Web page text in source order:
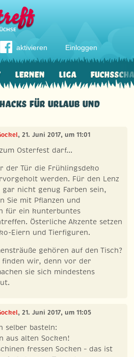
aktivieren Einloggen
Lernen Liga
für Urlaub und
, 21. Juni 2017, um 11:01
Osterfest darf...
der Tür die Frühlingsdeko
werden. Für den Lenz
gar nicht genug Farben sein,
Sie mit Pflanzen und
für ein kunterbuntes
Österliche Akzente setzen
Eiern und Tierfiguren.
gehören auf den Tisch?
wir, denn vor der
sie sich mindestens
, 21. Juni 2017, um 11:05
selber basteln:
aus alten Socken!
fressen Socken – das ist